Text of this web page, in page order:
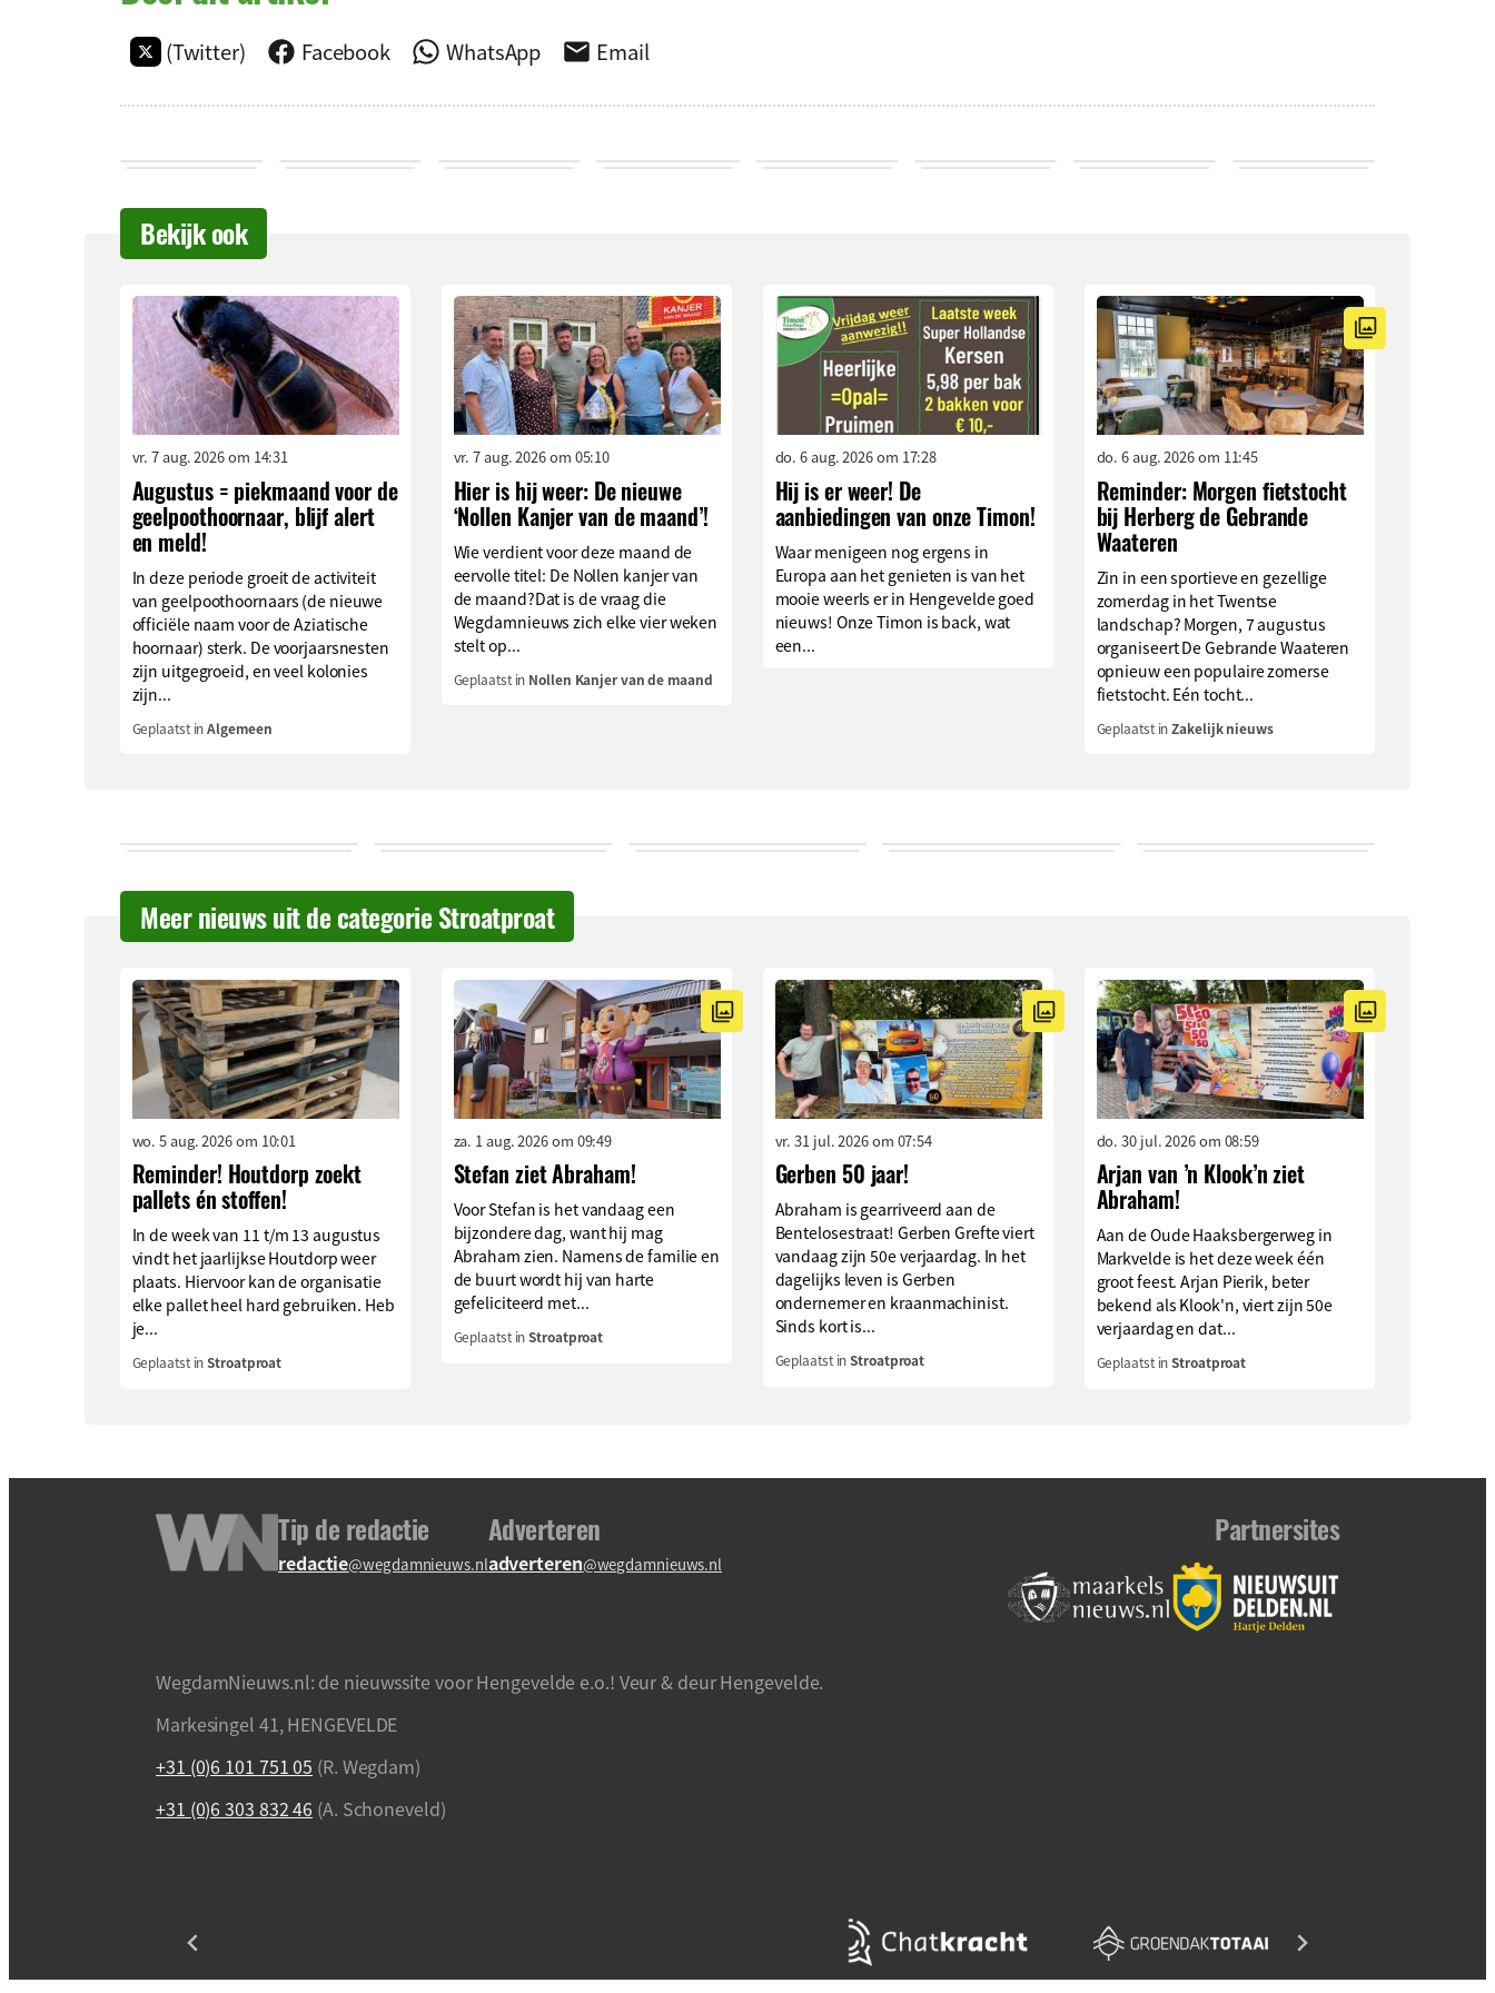
(Twitter) Facebook WhatsApp Email
Bekijk ook
vr. 7 aug. 2026 om 14:31
Augustus = piekmaand voor de
geelpoothoornaar, blijf alert
en meld!
In deze periode groeit de activiteit
van geelpoothoornaars (de nieuwe
officiële naam voor de Aziatische
hoornaar) sterk. De voorjaarsnesten
zijn uitgegroeid, en veel kolonies
zijn...
Geplaatst inAlgemeen
vr. 7 aug. 2026 om 05:10
Hier is hij weer: De nieuwe
‘Nollen Kanjer van de maand’!
Wie verdient voor deze maand de
eervolle titel: De Nollen kanjer van
de maand?Dat is de vraag die
Wegdamnieuws zich elke vier weken
stelt op...
Geplaatst in Nollen Kanjer van de maand
do. 6 aug. 2026 om 17:28
Hij is er weer! De
aanbiedingen van onze Timon!
Waar menigeen nog ergens in
Europa aan het genieten is van het
mooie weerIs er in Hengevelde goed
nieuws! Onze Timon is back, wat
een...
do. 6 aug. 2026 om 11:45
Reminder: Morgen fietstocht
bij Herberg de Gebrande
Waateren
Zin in een sportieve en gezellige
zomerdag in het Twentse
landschap? Morgen, 7 augustus
organiseert De Gebrande Waateren
opnieuw een populaire zomerse
fietstocht. Eén tocht...
Geplaatst inZakelijk nieuws
Meer nieuws uit de categorie Stroatproat
wo. 5 aug. 2026 om 10:01
Reminder! Houtdorp zoekt
pallets én stoffen!
In de week van 11 t/m 13 augustus
vindt het jaarlijkse Houtdorp weer
plaats. Hiervoor kan de organisatie
elke pallet heel hard gebruiken. Heb
je...
Geplaatst inStroatproat
za. 1 aug. 2026 om 09:49
Stefan ziet Abraham!
Voor Stefan is het vandaag een
bijzondere dag, want hij mag
Abraham zien. Namens de familie en
de buurt wordt hij van harte
gefeliciteerd met...
Geplaatst inStroatproat
vr. 31 jul. 2026 om 07:54
Gerben 50 jaar!
Abraham is gearriveerd aan de
Bentelosestraat! Gerben Grefte viert
vandaag zijn 50e verjaardag. In het
dagelijks leven is Gerben
ondernemer en kraanmachinist.
Sinds kort is...
Geplaatst inStroatproat
do. 30 jul. 2026 om 08:59
Arjan van ’n Klook’n ziet
Abraham!
Aan de Oude Haaksbergerweg in
Markvelde is het deze week één
groot feest. Arjan Pierik, beter
bekend als Klook'n, viert zijn 50e
verjaardag en dat...
Geplaatst inStroatproat
Tip de redactie
redactie@wegdamnieuws.nl
Adverteren
adverteren@wegdamnieuws.nl
Partnersites
WegdamNieuws.nl: de nieuwssite voor Hengevelde e.o.! Veur & deur Hengevelde.
Markesingel 41, HENGEVELDE
+31 (0)6 101 751 05 (R. Wegdam)
+31 (0)6 303 832 46 (A. Schoneveld)